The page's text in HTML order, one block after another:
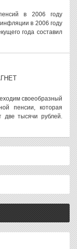
в 2006 году
в 2006 году
года составил
своеобразный
пенсии, которая
две тысячи рублей.